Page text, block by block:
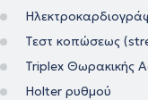
Τεστ κοπώσεως
Triplex Θωρακικής
Holter ρυθμού